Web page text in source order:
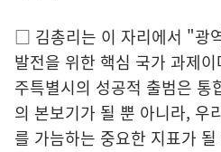
□ 김총리는 이 자리에서 "광
발전을 위한 핵심 국가 과제
주특별시의 성공적 출범은 통
의 본보기가 될 뿐 아니라, 우
를 가늠하는 중요한 지표가